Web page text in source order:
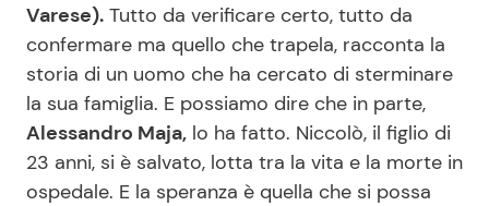
Salute
Viaggi e Turismo
Festività
Ricette Facili e Veloci
Ricette Feste
Ricette per Bambini
Varese). Tutto da verificare certo, tutto da
confermare ma quello che trapela, racconta la
storia di un uomo che ha cercato di sterminare
la sua famiglia. E possiamo dire che in parte,
Alessandro Maja, lo ha fatto. Niccolò, il figlio di
23 anni, si è salvato, lotta tra la vita e la morte in
ospedale. E la speranza è quella che si possa